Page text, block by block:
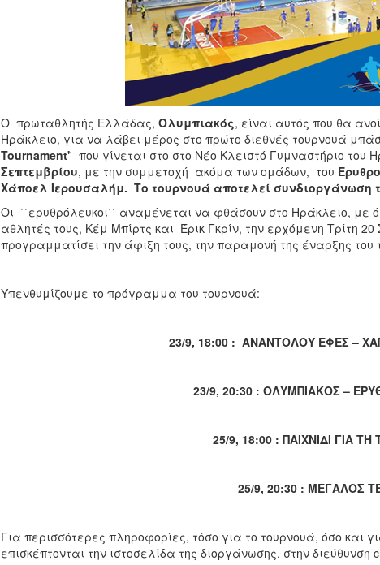
O πρωταθλητής Ελλάδας, Ολυμπιακός, είναι αυτός που θα
Ηράκλειο, για να λάβει μέρος στο πρώτο διεθνές τουρνουά
Tournament'' που γίνεται στο στο Νέο Κλειστό Γυμναστήριο του
Σεπτεμβρίου, με την συμμετοχή ακόμα των ομάδων, του
Χάποελ Ιερουσαλήμ. Το τουρνουά αποτελεί συνδιοργάνωση
Οι ΄΄ερυθρόλευκοι΄΄ αναμένεται να φθάσουν στο Ηράκλειο, με
αθλητές τους, Κέμ Μπίρτς και Έρικ Γκρίν, την ερχόμενη Τρίτη
προγραμματίσει την άφιξη τους, την παραμονή της έναρξης του
Υπενθυμίζουμε το πρόγραμμα του τουρνουά:
23/9, 18:00 : ΑΝΑΝΤΟΛΟΥ ΕΦΕΣ –
23/9, 20:30 : ΟΛΥΜΠΙΑΚΟΣ –
25/9, 18:00 : ΠΑΙΧΝΙΔΙ ΓΙΑ
25/9, 20:30 : ΜΕΓΑΛΟΣ
Για περισσότερες πληροφορίες, τόσο για το τουρνουά, όσο και
επισκέπτονται την ιστοσελίδα της διοργάνωσης, στην διεύθυνση